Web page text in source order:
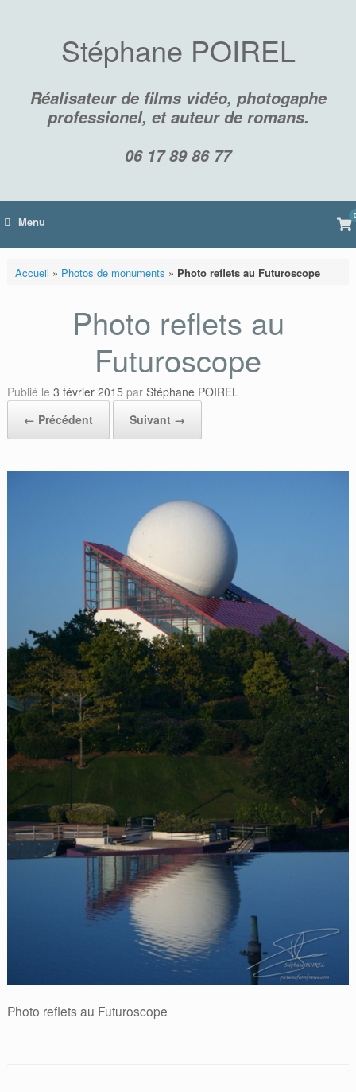
Stéphane POIREL
Réalisateur de films vidéo, photogaphe
professionel, et auteur de romans.
06 17 89 86 77
Menu 0
Accueil » Photos de monuments » Photo reflets au Futuroscope
Photo reflets au
Futuroscope
Publié le 3 février 2015 par Stéphane POIREL
← Précédent
Suivant →
Photo reflets au Futuroscope